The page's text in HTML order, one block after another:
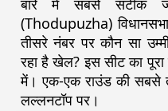
बारे में सबसे सटीक
(Thodupuzha)
तीसरे नंबर पर कौन सा
रहा है खेल? इस सीट का
में। एक-एक राउंड की सबसे
लल्लनटॉप पर।